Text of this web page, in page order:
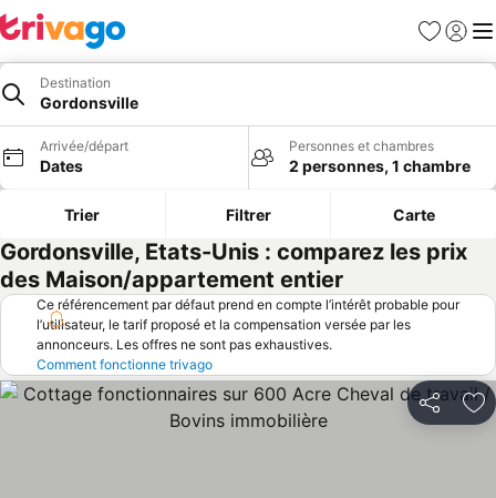
Favoris
Se
Destination
Gordonsville
Arrivée/départ
Dates
Personnes et chambres
2 personnes, 1 chambre
Trier Filtrer Carte
Gordonsville, Etats-Unis : comparez les prix
des Maison/appartement entier
Ce référencement par défaut prend en compte l’intérêt probable pour
l’utilisateur, le tarif proposé et la compensation versée par les
annonceurs. Les offres ne sont pas exhaustives.
Comment fonctionne trivago
Partager